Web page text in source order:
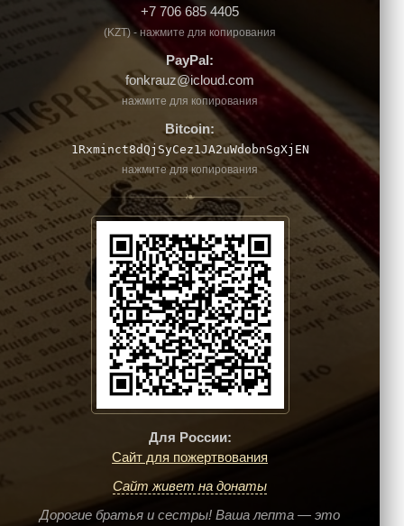
+7 706 685 4405
(KZT) - нажмите для копирования
PayPal:
fonkrauz@icloud.com
нажмите для копирования
Bitcoin:
1Rxminct8dQjSyCez1JA2uWdobnSgXjEN
нажмите для копирования
❧
Для России:
Сайт для пожертвования
Сайт живет на донаты
Дорогие братья и сестры! Ваша лепта — это